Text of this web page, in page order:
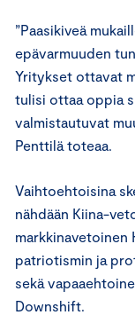
”Paasikiveä
epävarmuuden
Yritykset ottavat
tulisi ottaa oppia
valmistautuvat
Penttilä toteaa.
Vaihtoehtoisina
nähdään Kiina-
markkinavetoinen
patriotismin ja
sekä
Downshift.